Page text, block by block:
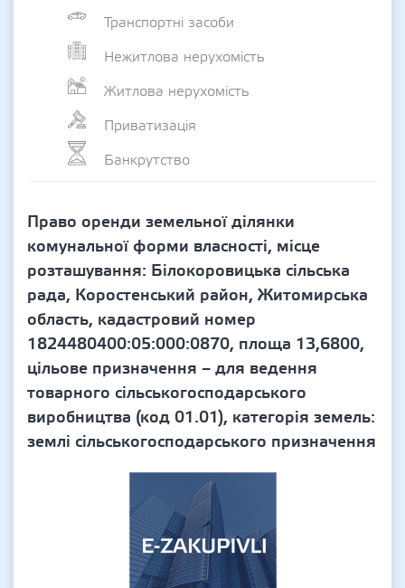
Транспортні засоби
Нежитлова нерухомість
Житлова нерухомість
Приватизація
Банкрутство
Право оренди земельної ділянки
комунальної форми власності, місце
розташування: Білокоровицька сільська
рада, Коростенський район, Житомирська
область, кадастровий номер
1824480400:05:000:0870, площа 13,6800,
цільове призначення – для ведення
товарного сільськогосподарського
виробництва (код 01.01), категорія земель:
землі сільськогосподарського призначення